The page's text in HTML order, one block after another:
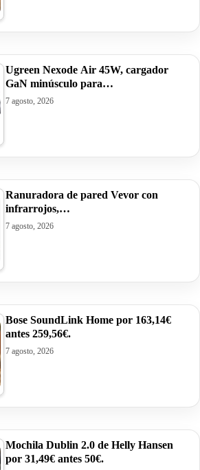
Ugreen Nexode Air 45W, cargador
GaN minúsculo para…
7 agosto, 2026
Ranuradora de pared Vevor con
infrarrojos,…
7 agosto, 2026
Bose SoundLink Home por 163,14€
antes 259,56€.
7 agosto, 2026
Mochila Dublin 2.0 de Helly Hansen
por 31,49€ antes 50€.